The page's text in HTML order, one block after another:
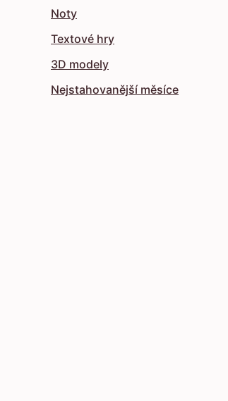
Noty
Textové hry
3D modely
Nejstahovanější měsíce